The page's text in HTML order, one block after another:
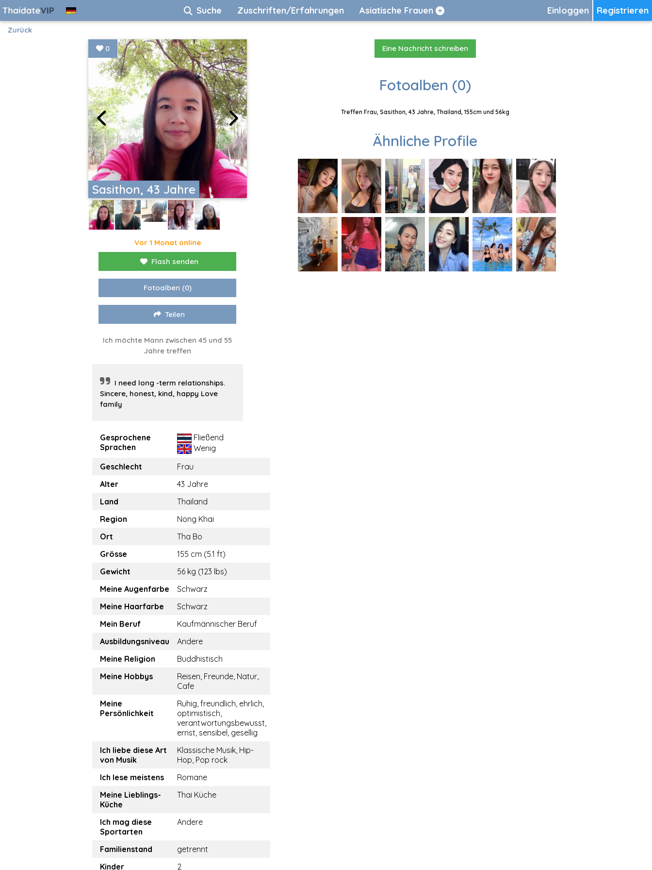
Registrieren
Einloggen
Suche Zuschriften/Erfahrungen Asiatische Frauen
Zurück
Sasithon, 43 Jahre
0
Vor 1 Monat online
Flash senden
Fotoalben (0)
Teilen
Ich möchte Mann zwischen 45 und 55
Jahre treffen
I need long -term relationships.
Sincere, honest, kind, happy Love
family
Gesprochene
Sprachen
Fließend
Wenig
Geschlecht
Frau
Alter
43 Jahre
Land
Thailand
Region
Nong Khai
Ort
Tha Bo
Grösse
155 cm (5.1 ft)
Gewicht
56 kg (123 lbs)
Meine Augenfarbe
Schwarz
Meine Haarfarbe
Schwarz
Mein Beruf
Kaufmännischer Beruf
Ausbildungsniveau
Andere
Meine Religion
Buddhistisch
Meine Hobbys
Reisen, Freunde, Natur,
Cafe
Meine
Persönlichkeit
Ruhig, freundlich, ehrlich,
optimistisch,
verantwortungsbewusst,
ernst, sensibel, gesellig
Ich liebe diese Art
von Musik
Klassische Musik, Hip-
Hop, Pop rock
Ich lese meistens
Romane
Meine Lieblings-
Küche
Thai Küche
Ich mag diese
Sportarten
Andere
Familienstand
getrennt
Kinder
2
Eine Nachricht schreiben
Fotoalben (0)
Treffen Frau, Sasithon, 43 Jahre, Thailand, 155cm und 56kg
Ähnliche Profile